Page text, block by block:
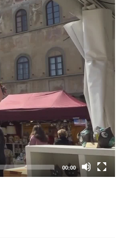
00:00